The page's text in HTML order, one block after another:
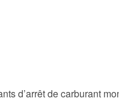
d’arrêt de carburant